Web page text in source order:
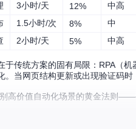
3小时/天 12%
中高
1.5小时/次 8%
中
2小时/天 5% 中高
于传统方案的固有局限：RPA（
。当网页结构更新或出现验证码
别高价值自动化场景的黄金法则